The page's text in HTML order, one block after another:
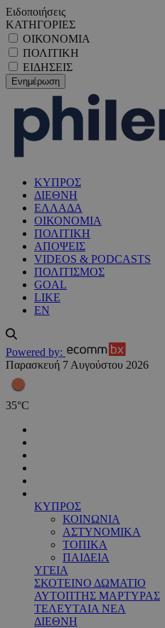
Ειδοποιήσεις
ΚΑΤΗΓΟΡΙΕΣ
ΟΙΚΟΝΟΜΙΑ
ΠΟΛΙΤΙΚΗ
ΕΙΔΗΣΕΙΣ
ΚΥΠΡΟΣ
ΔΙΕΘΝΗ
ΕΛΛΑΔΑ
ΟΙΚΟΝΟΜΙΑ
ΠΟΛΙΤΙΚΗ
ΑΠΟΨΕΙΣ
VIDEOS & PODCASTS
ΠΟΛΙΤΙΣΜΟΣ
GOAL
LIKE
EN
Powered by:
Παρασκευή 7 Αυγούστου 2026
35°C
ΚΥΠΡΟΣ
ΚΟΙΝΩΝΙΑ
ΑΣΤΥΝΟΜΙΚΑ
ΤΟΠΙΚΑ
ΠΑΙΔΕΙΑ
ΥΓΕΙΑ
ΣΚΟΤΕΙΝΟ ΔΩΜΑΤΙΟ
ΑΥΤΟΠΤΗΣ ΜΑΡΤΥΡΑΣ
ΤΕΛΕΥΤΑΙΑ ΝΕΑ
ΔΙΕΘΝΗ